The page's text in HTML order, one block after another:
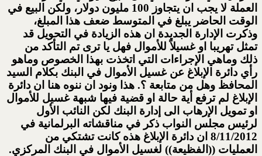
العملة لا يجب ان يتجاوز 100 مليون دولار، ولكن البيع في
الوقت الحاضر يبلغ في المتوسط ضعف هذا المبلغ،
وذكرت الإدارة الجديدة ان هذه الزيادة في التحويل قد
تمثل تهريبا او غسيلاً للأموال فهل يا ترى تم التأكد من
ذلك وماهي الإجراءات التي اتخذت بهذا الخصوص وماهو
رأي دائرة الإبلاغ عن غسيل الأموال في البنك بكلام السيد
المحافظ وهل من متابعة ؟. هذا ونود ان ننوه هنا ان دائرة
الإبلاغ لم ترفع أية حالة او قضية فيها شبهة غسيل للأموال
او تمويل الإرهاب الى إدارة البنك لكن النائب الأول
لرئيس مجلس النواب ذكر في مناقشاته البرلمانية في
8/11/2012 ان دائرة الإبلاغ هذه كانت تشتكي من
العمليات ((الفظيعة)) لغسيل الأموال في البنك المركزي.